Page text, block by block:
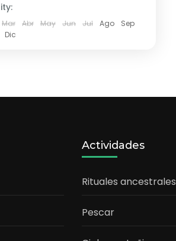
Mar Abr May Jun Jul Ago
Sep
Dic
Actividades
Rituales ancestrales
Pescar